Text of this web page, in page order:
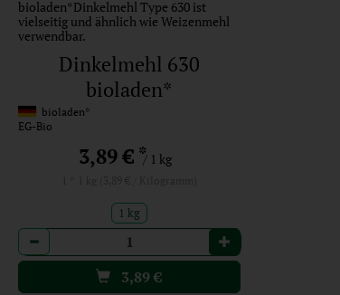
bioladen*Dinkelmehl Type 630 ist
vielseitig und ähnlich wie Weizenmehl
verwendbar.
Dinkelmehl 630
bioladen*
bioladen*
EG-Bio
3,89 € */ 1 kg
1 kg
Anzahl
3,89€